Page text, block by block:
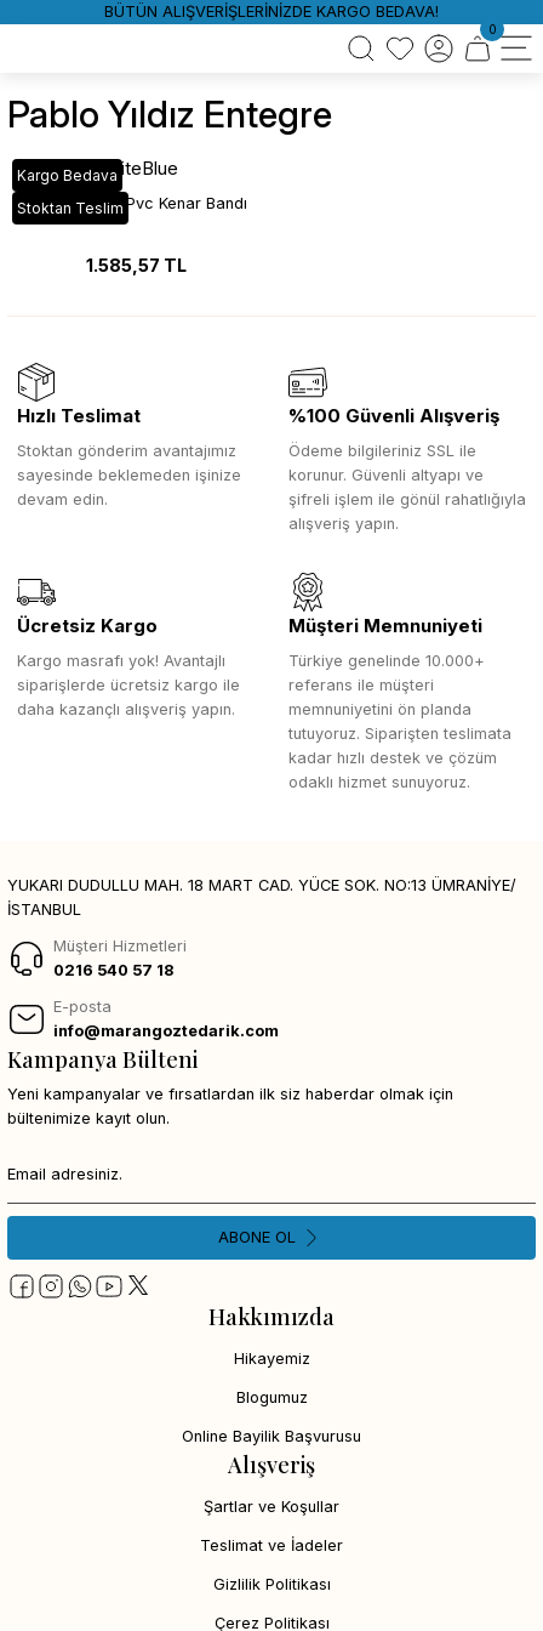
BÜTÜN ALIŞVERİŞLERİNİZDE KARGO BEDAVA!
0
Pablo Yıldız Entegre
Kargo Bedava
Stoktan Teslim
WhiteBlue
VT_116 Pablo Pvc Kenar Bandı
1.585,57 TL
Hızlı Teslimat
Stoktan gönderim avantajımız
sayesinde beklemeden işinize
devam edin.
%100 Güvenli Alışveriş
Ödeme bilgileriniz SSL ile
korunur. Güvenli altyapı ve
şifreli işlem ile gönül rahatlığıyla
alışveriş yapın.
Ücretsiz Kargo
Kargo masrafı yok! Avantajlı
siparişlerde ücretsiz kargo ile
daha kazançlı alışveriş yapın.
Müşteri Memnuniyeti
Türkiye genelinde 10.000+
referans ile müşteri
memnuniyetini ön planda
tutuyoruz. Siparişten teslimata
kadar hızlı destek ve çözüm
odaklı hizmet sunuyoruz.
YUKARI DUDULLU MAH. 18 MART CAD. YÜCE SOK. NO:13 ÜMRANİYE/
İSTANBUL
Müşteri Hizmetleri
0216 540 57 18
E-posta
info@marangoztedarik.com
Hakkımızda
Hikayemiz
Blogumuz
Online Bayilik Başvurusu
Alışveriş
Şartlar ve Koşullar
Teslimat ve İadeler
Gizlilik Politikası
Çerez Politikası
Kampanya Bülteni
Yeni kampanyalar ve fırsatlardan ilk siz haberdar olmak için
bültenimize kayıt olun.
ABONE OL